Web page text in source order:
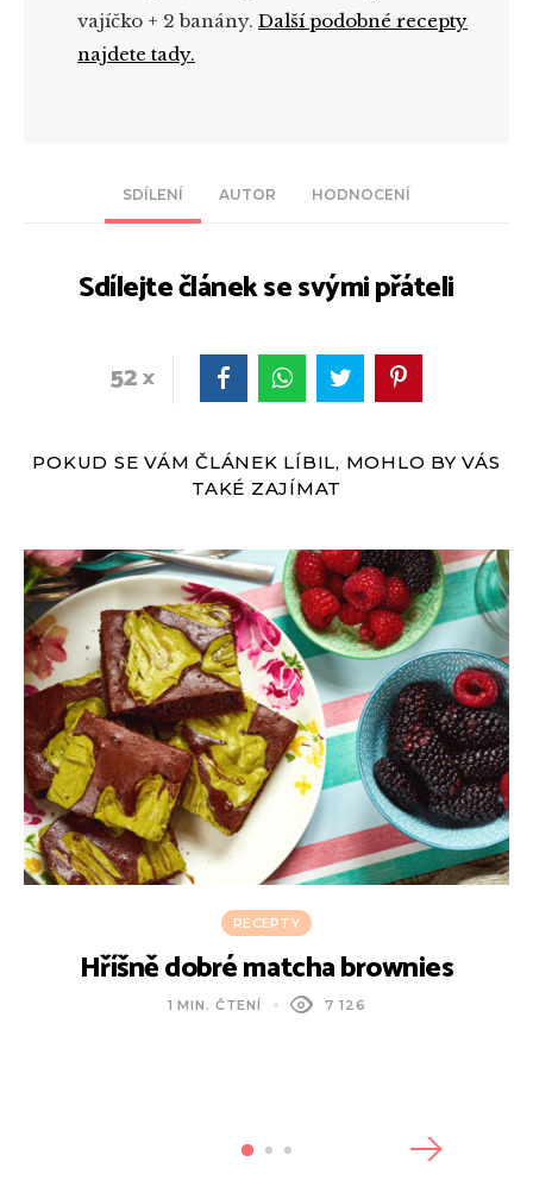
SDÍLENÍ AUTOR HODNOCENÍ
Sdílejte článek se svými přáteli
52
vajíčko + 2 banány. Další podobné recepty
najdete tady.
POKUD SE VÁM ČLÁNEK LÍBIL, MOHLO BY VÁS
TAKÉ ZAJÍMAT
RECEPTY
Hříšně dobré matcha brownies
1 MIN. ČTENÍ 7 126